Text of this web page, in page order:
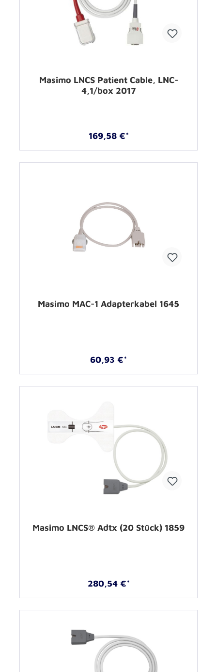
Masimo LNCS Patient Cable, LNC-
4,1/box 2017
169,58 €*
Masimo MAC-1 Adapterkabel 1645
60,93 €*
Masimo LNCS® Adtx (20 Stück) 1859
280,54 €*